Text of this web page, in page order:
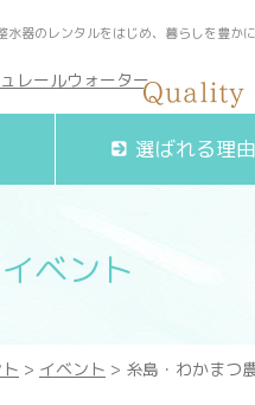
器のレンタルをはじめ、暮らしを豊か
選ばれる理由
ベント
> イベント > 糸島・わかまつ